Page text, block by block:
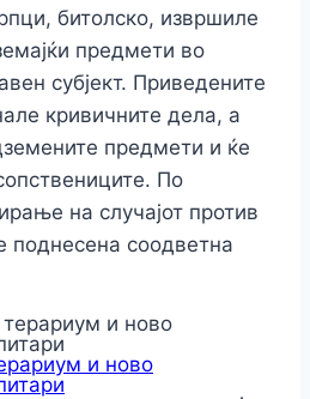
битолско, извршиле
предмети во
субјект. Приведените
кривичните дела, а
предмети и ќе
По
на случајот против
поднесена соодветна
и ново